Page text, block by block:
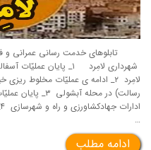
لامِرد ۲_ ادامه ی عملیّات مخلوط
رسالت) در محله
…
ادامه مطلب